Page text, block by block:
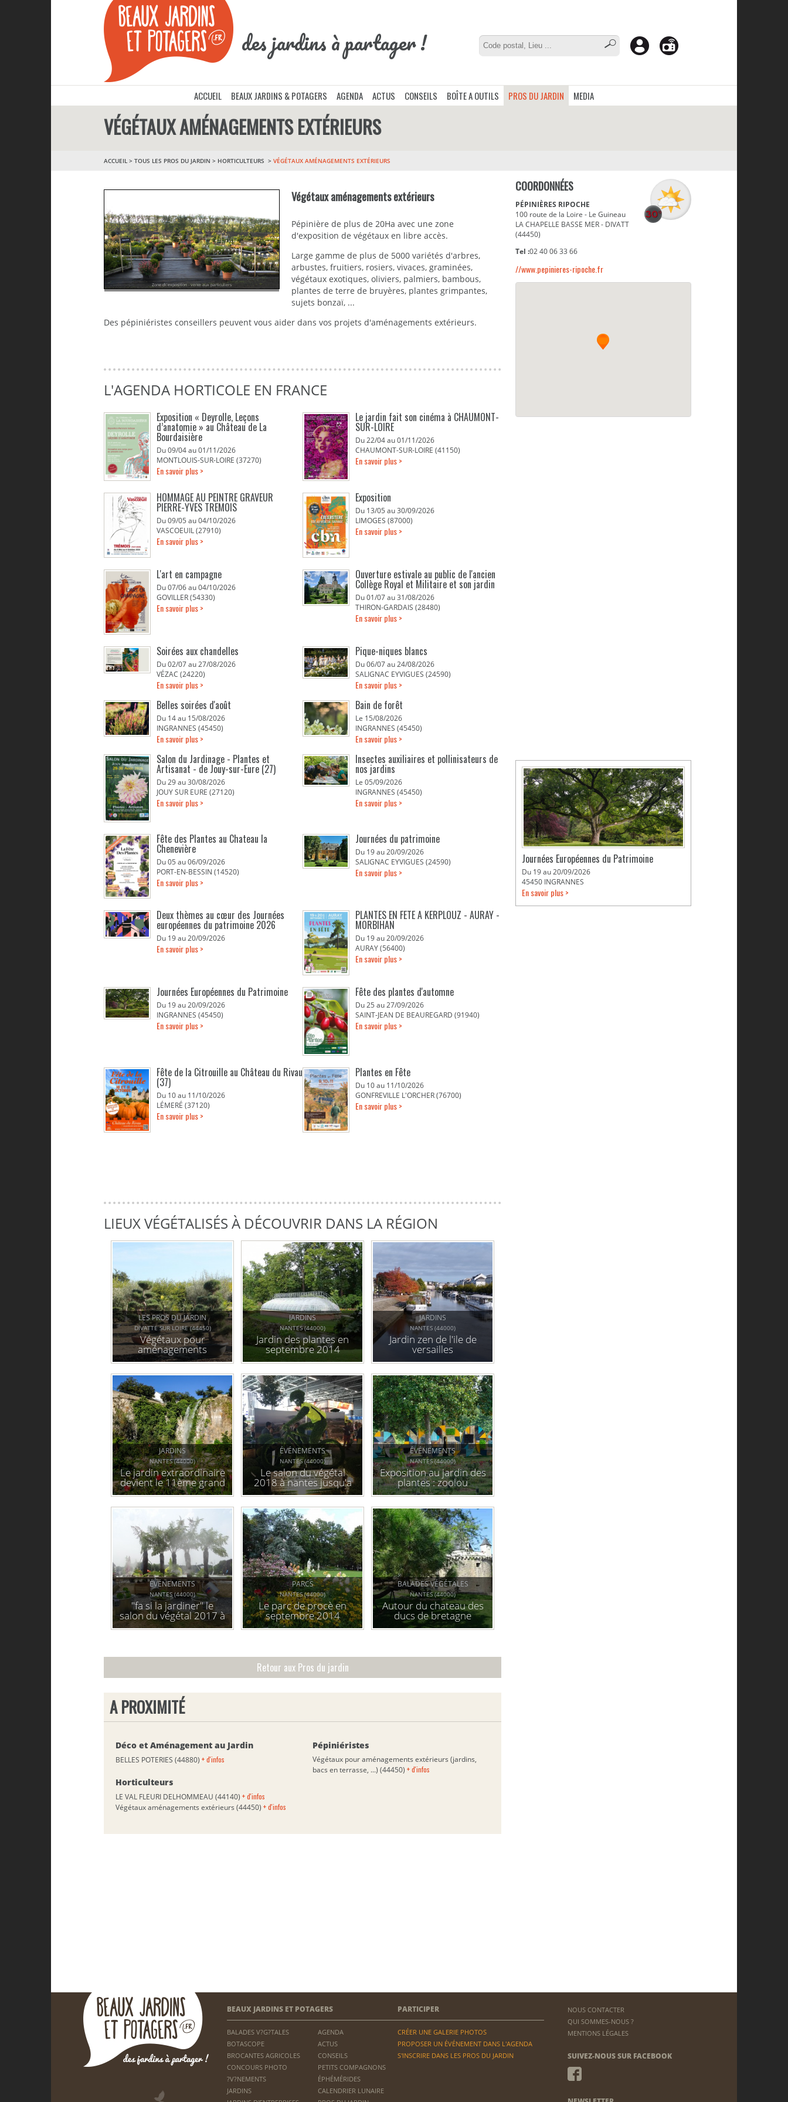
des jardins à partager !
ACCUEIL BEAUX JARDINS & POTAGERS AGENDA ACTUS CONSEILS BOÎTE A OUTILS PROS DU JARDIN MEDIA
VÉGÉTAUX AMÉNAGEMENTS EXTÉRIEURS
ACCUEIL > TOUS LES PROS DU JARDIN > HORTICULTEURS VÉGÉTAUX AMÉNAGEMENTS EXTÉRIEURS
Zone d\'exposition - vente aux particuliers
Végétaux aménagements extérieurs
Pépinière de plus de 20Ha avec une zone
d'exposition de végétaux en libre accès.
Large gamme de plus de 5000 variétés d'arbres,
arbustes, fruitiers, rosiers, vivaces, graminées,
végétaux exotiques, oliviers, palmiers, bambous,
plantes de terre de bruyères, plantes grimpantes,
sujets bonzaï, ...
Des pépiniéristes conseillers peuvent vous aider dans vos projets d'aménagements extérieurs.
COORDONNÉES
PÉPINIÈRES RIPOCHE
100 route de la Loire - Le Guineau
LA CHAPELLE BASSE MER - DIVATT
(44450)
Tel :02 40 06 33 66
//www.pepinieres-ripoche.fr
L'AGENDA HORTICOLE EN FRANCE
Exposition « Deyrolle, Leçons
d’anatomie » au Château de La
Bourdaisière
Du 09/04 au 01/11/2026
MONTLOUIS-SUR-LOIRE (37270)
En savoir plus >
Le jardin fait son cinéma à CHAUMONT-
SUR-LOIRE
Du 22/04 au 01/11/2026
CHAUMONT-SUR-LOIRE (41150)
En savoir plus >
HOMMAGE AU PEINTRE GRAVEUR
PIERRE-YVES TREMOIS
Du 09/05 au 04/10/2026
VASCOEUIL (27910)
En savoir plus >
Exposition
Du 13/05 au 30/09/2026
LIMOGES (87000)
En savoir plus >
L'art en campagne
Du 07/06 au 04/10/2026
GOVILLER (54330)
En savoir plus >
Ouverture estivale au public de l'ancien
Collège Royal et Militaire et son jardin
Du 01/07 au 31/08/2026
THIRON-GARDAIS (28480)
En savoir plus >
Soirées aux chandelles
Du 02/07 au 27/08/2026
VÉZAC (24220)
En savoir plus >
Pique-niques blancs
Du 06/07 au 24/08/2026
SALIGNAC EYVIGUES (24590)
En savoir plus >
Belles soirées d'août
Du 14 au 15/08/2026
INGRANNES (45450)
En savoir plus >
Bain de forêt
Le 15/08/2026
INGRANNES (45450)
En savoir plus >
Salon du Jardinage - Plantes et
Artisanat - de Jouy-sur-Eure (27)
Du 29 au 30/08/2026
JOUY SUR EURE (27120)
En savoir plus >
Insectes auxiliaires et pollinisateurs de
nos jardins
Le 05/09/2026
INGRANNES (45450)
En savoir plus >
Fête des Plantes au Chateau la
Chenevière
Du 05 au 06/09/2026
PORT-EN-BESSIN (14520)
En savoir plus >
Journées du patrimoine
Du 19 au 20/09/2026
SALIGNAC EYVIGUES (24590)
En savoir plus >
Deux thèmes au cœur des Journées
européennes du patrimoine 2026
Du 19 au 20/09/2026
En savoir plus >
PLANTES EN FETE A KERPLOUZ - AURAY -
MORBIHAN
Du 19 au 20/09/2026
AURAY (56400)
En savoir plus >
Journées Européennes du Patrimoine
Du 19 au 20/09/2026
INGRANNES (45450)
En savoir plus >
Fête des plantes d'automne
Du 25 au 27/09/2026
SAINT-JEAN DE BEAUREGARD (91940)
En savoir plus >
Fête de la Citrouille au Château du Rivau
(37)
Du 10 au 11/10/2026
LÉMERÉ (37120)
En savoir plus >
Plantes en Fête
Du 10 au 11/10/2026
GONFREVILLE L'ORCHER (76700)
En savoir plus >
LIEUX VÉGÉTALISÉS À DÉCOUVRIR DANS LA RÉGION
LES PROS DU JARDIN
DIVATTE SUR LOIRE (44450)
Végétaux pour
aménagements
extérieurs (jardins, bacs
JARDINS
NANTES (44000)
Jardin des plantes en
septembre 2014
JARDINS
NANTES (44000)
Jardin zen de l'ile de
versailles
JARDINS
NANTES (44000)
Le jardin extraordinaire
devient le 11ème grand
parc nantais dans
miséry.
ÉVÉNEMENTS
NANTES (44000)
Le salon du végétal
2018 à nantes jusqu'a
jeudi au parc des
ÉVÉNEMENTS
NANTES (44000)
Exposition au jardin des
plantes : zoolou
ÉVÉNEMENTS
NANTES (44000)
"fa si la jardiner" le
salon du végétal 2017 à
nantes
PARCS
NANTES (44000)
Le parc de procè en
septembre 2014
BALADES VÉGÉTALES
NANTES (44000)
Autour du chateau des
ducs de bretagne
Retour aux Pros du jardin
A PROXIMITÉ
Déco et Aménagement au Jardin
BELLES POTERIES (44880) + d'infos
Horticulteurs
LE VAL FLEURI DELHOMMEAU (44140) + d'infos
Végétaux aménagements extérieurs (44450) + d'infos
Pépiniéristes
Végétaux pour aménagements extérieurs (jardins,
bacs en terrasse, ...) (44450)+ d'infos
Journées Européennes du Patrimoine
Du 19 au 20/09/2026
45450 INGRANNES
En savoir plus >
BEAUX JARDINS ET POTAGERS
BALADES V?G?TALES
BOTASCOPE
BROCANTES AGRICOLES
CONCOURS PHOTO
?V?NEMENTS
JARDINS
AGENDA
ACTUS
CONSEILS
PETITS COMPAGNONS
ÉPHÉMÉRIDES
CALENDRIER LUNAIRE
PARTICIPER
CRÉER UNE GALERIE PHOTOS
PROPOSER UN ÉVÉNEMENT DANS L'AGENDA
S'INSCRIRE DANS LES PROS DU JARDIN
NOUS CONTACTER
QUI SOMMES-NOUS ?
MENTIONS LÉGALES
SUIVEZ-NOUS SUR FACEBOOK